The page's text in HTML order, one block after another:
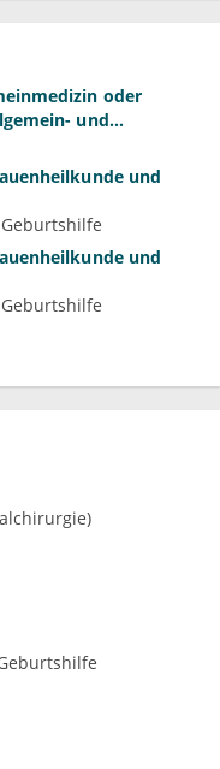
oder
und
und
Medizin
und
und